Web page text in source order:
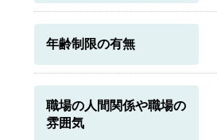
年齢制限の有無
職場の人間関係や職場の
雰囲気